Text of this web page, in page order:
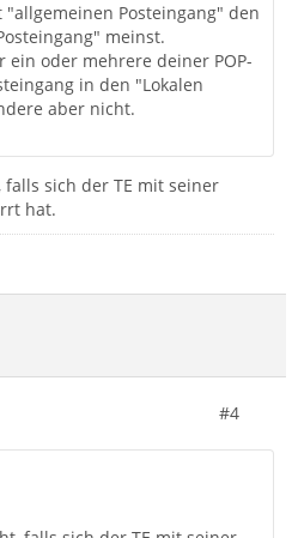
Posteingang" den
meinst.
ein oder mehrere deiner POP-
in den "Lokalen
aber nicht.
sich der TE mit seiner
hat.
#4